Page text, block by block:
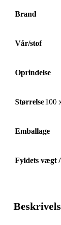
Brand
Vår/stof
Oprindelse
Størrelse100
Emballage
Fyldets vægt